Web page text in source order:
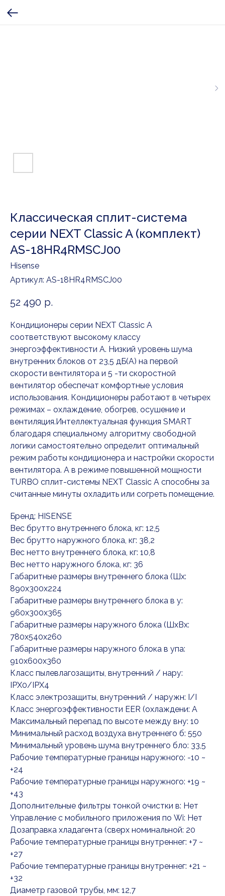
Классическая сплит-система
серии NEXT Classic A (комплект)
AS-18HR4RMSCJ00
Hisense
Артикул: AS-18HR4RMSCJ00
52 490 р.
Кондиционеры серии NEXT Classic A
соответствуют высокому классу
энергоэффективности А. Низкий уровень шума
внутренних блоков от 23,5 дБ(А) на первой
скорости вентилятора и 5 -ти скоростной
вентилятор обеспечат комфортные условия
использования. Кондиционеры работают в четырех
режимах – охлаждение, обогрев, осушение и
вентиляция.Интеллектуальная функция SMART
благодаря специальному алгоритму свободной
логики самостоятельно определит оптимальный
режим работы кондиционера и настройки скорости
вентилятора. А в режиме повышенной мощности
TURBO сплит-системы NEXT Classic A способны за
считанные минуты охладить или согреть помещение.
Бренд: HISENSE
Вес брутто внутреннего блока, кг: 12,5
Вес брутто наружного блока, кг: 38,2
Вес нетто внутреннего блока, кг: 10,8
Вес нетто наружного блока, кг: 36
Габаритные размеры внутреннего блока (Шx:
890x300x224
Габаритные размеры внутреннего блока в у:
960x300x365
Габаритные размеры наружного блока (ШxВx:
780x540x260
Габаритные размеры наружного блока в упа:
910x600x360
Класс пылевлагозащиты, внутренний / нару:
IPX0/IPX4
Класс электрозащиты, внутренний / наружн: I/I
Класс энергоэффективности EER (охлаждени: A
Максимальный перепад по высоте между вну: 10
Минимальный расход воздуха внутреннего б: 550
Минимальный уровень шума внутреннего бло: 33,5
Рабочие температурные границы наружного: -10 ~
+24
Рабочие температурные границы наружного: +19 ~
+43
Дополнительные фильтры тонкой очистки в: Нет
Управление c мобильного приложения по Wi: Нет
Дозаправка хладагента (сверх номинальной: 20
Рабочие температурные границы внутреннег: +7 ~
+27
Рабочие температурные границы внутреннег: +21 ~
+32
Диаметр газовой трубы, мм: 12,7